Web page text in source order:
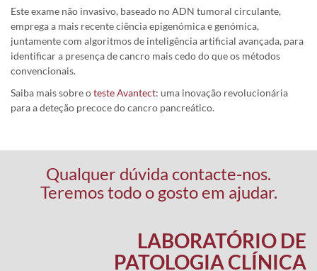
Este exame não invasivo, baseado no ADN tumoral circulante,
emprega a mais recente ciência epigenómica e genómica,
juntamente com algoritmos de inteligência artificial avançada, para
identificar a presença de cancro mais cedo do que os métodos
convencionais.
Saiba mais sobre oteste Avantect: uma inovação revolucionária
para a deteção precoce do cancro pancreático.
Qualquer dúvida contacte-nos.
Teremos todo o gosto em ajudar.
LABORATÓRIO DE
PATOLOGIA CLÍNICA